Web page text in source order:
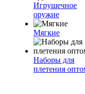
Игрушечное
оружие
Мягкие
Наборы для
плетения